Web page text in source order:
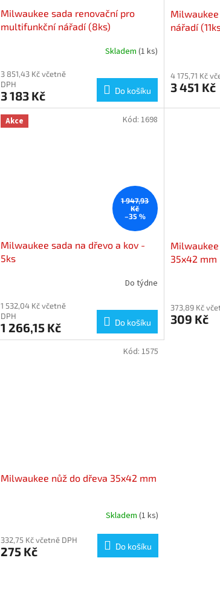
Milwaukee sada renovační pro
multifunkční nářadí (8ks)
Skladem (1 ks)
3 851,43 Kč včetně
DPH
3 183 Kč Do košíku
nářadí
4 175,71 Kč
3 451 Kč
Akce
1 947,93
Kč
–35 %
Milwaukee sada na dřevo a kov -
5ks
Do týdne
1 532,04 Kč včetně
DPH
1 266,15 Kč Do košíku
Kód: 1698
35x42 mm
373,89 Kč
309 Kč
Milwaukee nůž do dřeva 35x42 mm
Skladem (1 ks)
332,75 Kč včetně DPH
275 Kč Do košíku
Kód: 1575